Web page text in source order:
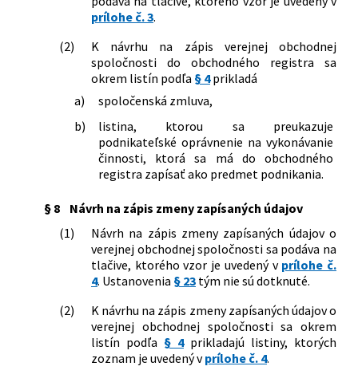
178/2018 Z. z.
Vyhláška Ministerstva spravodlivosti
dopĺňa vyhláška Ministerstva
spravodlivosti Slovenskej republiky č.
25/2004 Z. z., ktorou sa ustanovujú
vzory tlačív na podávanie návrhov na
zápis do obchodného registra a
zoznam listín, ktoré je potrebné k
návrhu na zápis priložiť v znení
neskorších predpisov
79/2020 Z. z.
Vyhláška Ministerstva spravodlivosti
dopĺňa vyhláška Ministerstva
spravodlivosti Slovenskej republiky č.
25/2004 Z. z., ktorou sa ustanovujú
vzory tlačív na podávanie návrhov na
zápis do obchodného registra a
zoznam listín, ktoré je potrebné k
návrhu na zápis priložiť v znení
neskorších predpisov
153/2022 Z. z.
Vyhláška Ministerstva spravodlivosti
Slovenskej republiky, ktorou sa mení
vyhláška Ministerstva spravodlivosti
prílohe č. 3.
(2)
K návrhu na zápis verejnej obchodnej
spoločnosti do obchodného registra sa
okrem listín podľa § 4prikladá
a)
spoločenská zmluva,
b)
listina, ktorou sa preukazuje
podnikateľské oprávnenie na vykonávanie
činnosti, ktorá sa má do obchodného
registra zapísať ako predmet podnikania.
§ 8
Návrh na zápis zmeny zapísaných údajov
(1)
Návrh na zápis zmeny zapísaných údajov o
verejnej obchodnej spoločnosti sa podáva na
tlačive, ktorého vzor je uvedený v prílohe č.
4. Ustanovenia § 23 tým nie sú dotknuté.
(2)
K návrhu na zápis zmeny zapísaných údajov o
verejnej obchodnej spoločnosti sa okrem
listín podľa § 4prikladajú listiny, ktorých
zoznam je uvedený vprílohe č. 4.